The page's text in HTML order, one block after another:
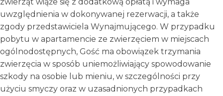
uwzględnienia w dokonywanej rezerwacji, a także
zgody przedstawiciela Wynajmującego. W przypadku
pobytu w apartamencie ze zwierzęciem w miejscach
ogólnodostępnych, Gość ma obowiązek trzymania
zwierzęcia w sposób uniemożliwiający spowodowanie
szkody na osobie lub mieniu, w szczególności przy
użyciu smyczy oraz w uzasadnionych przypadkach